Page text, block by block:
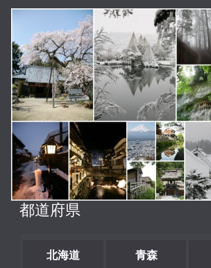
都道府県
北海道 青森